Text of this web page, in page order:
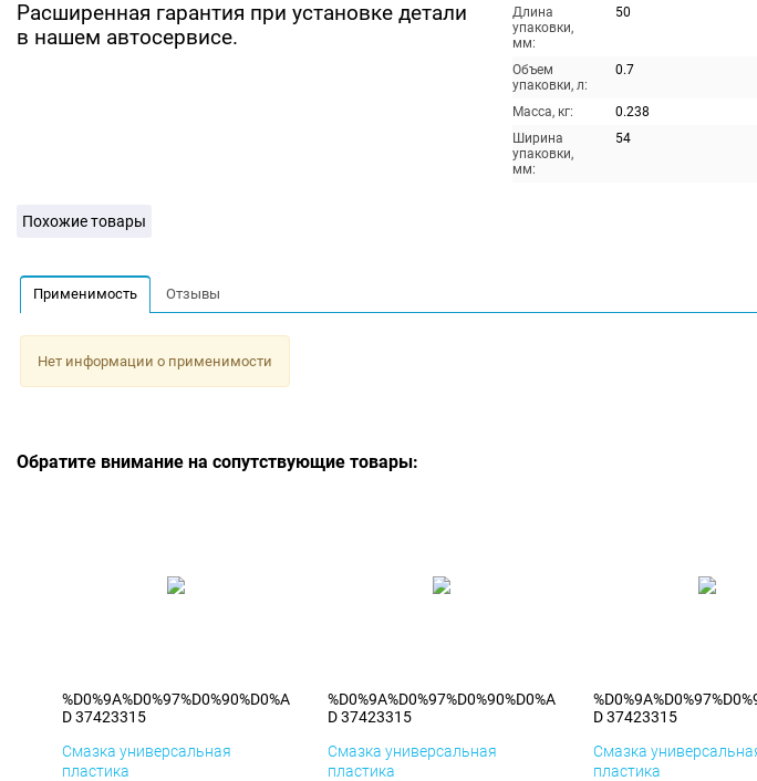
Расширенная гарантия при установке детали
в нашем автосервисе.
Длина
упаковки,
мм:
50
Объем
упаковки, л:
0.7
Масса, кг:
0.238
Ширина
упаковки,
мм:
54
Похожие товары
Применимость Отзывы
Нет информации о применимости
Обратите внимание на сопутствующие товары:
%D0%9A%D0%97%D0%90%D0%A
D 37423315
Смазка универсальная
пластика
%D0%9A%D0%97%D0%90%D0%A
D 37423315
Смазка универсальная
пластика
D 37423315
Смазка
пластика